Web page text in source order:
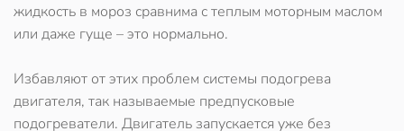
жидкость в мороз сравнима с теплым моторным маслом
или даже гуще – это нормально.
Избавляют от этих проблем системы подогрева
двигателя, так называемые предпусковые
подогреватели. Двигатель запускается уже без